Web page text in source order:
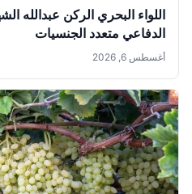
اللواء البحري الركن عبدالله
الدفاعي متعدد الجنسيات
أغسطس 6, 2026